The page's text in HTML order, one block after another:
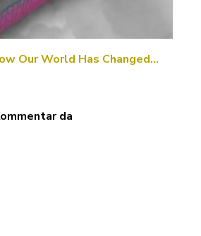
Our World Has Changed…
da